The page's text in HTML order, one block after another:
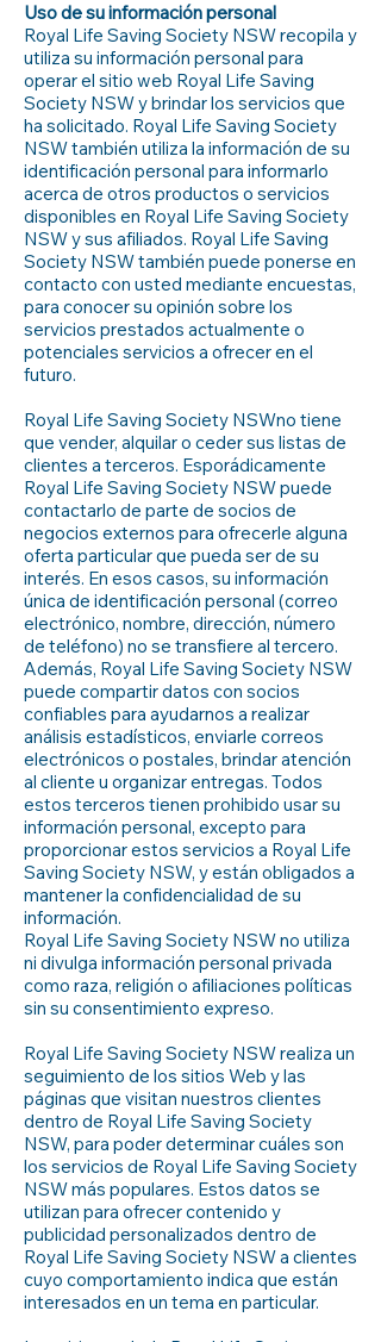
Uso de su información personal
Royal Life Saving Society NSW recopila y
utiliza su información personal para
operar el sitio web Royal Life Saving
Society NSW y brindar los servicios que
ha solicitado. Royal Life Saving Society
NSW también utiliza la información de su
identificación personal para informarlo
acerca de otros productos o servicios
disponibles en Royal Life Saving Society
NSW y sus afiliados. Royal Life Saving
Society NSW también puede ponerse en
contacto con usted mediante encuestas,
para conocer su opinión sobre los
servicios prestados actualmente o
potenciales servicios a ofrecer en el
futuro.
Royal Life Saving Society NSWno tiene
que vender, alquilar o ceder sus listas de
clientes a terceros. Esporádicamente
Royal Life Saving Society NSW puede
contactarlo de parte de socios de
negocios externos para ofrecerle alguna
oferta particular que pueda ser de su
interés. En esos casos, su información
única de identificación personal (correo
electrónico, nombre, dirección, número
de teléfono) no se transfiere al tercero.
Además, Royal Life Saving Society NSW
puede compartir datos con socios
confiables para ayudarnos a realizar
análisis estadísticos, enviarle correos
electrónicos o postales, brindar atención
al cliente u organizar entregas. Todos
estos terceros tienen prohibido usar su
información personal, excepto para
proporcionar estos servicios a Royal Life
Saving Society NSW, y están obligados a
mantener la confidencialidad de su
información.
Royal Life Saving Society NSW no utiliza
ni divulga información personal privada
como raza, religión o afiliaciones políticas
sin su consentimiento expreso.
Royal Life Saving Society NSW realiza un
seguimiento de los sitios Web y las
páginas que visitan nuestros clientes
dentro de Royal Life Saving Society
NSW, para poder determinar cuáles son
los servicios de Royal Life Saving Society
NSW más populares. Estos datos se
utilizan para ofrecer contenido y
publicidad personalizados dentro de
Royal Life Saving Society NSW a clientes
cuyo comportamiento indica que están
interesados en un tema en particular.